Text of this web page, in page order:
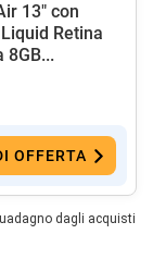
13" con
Retina
8GB...
OFFERTA
dagli acquisti